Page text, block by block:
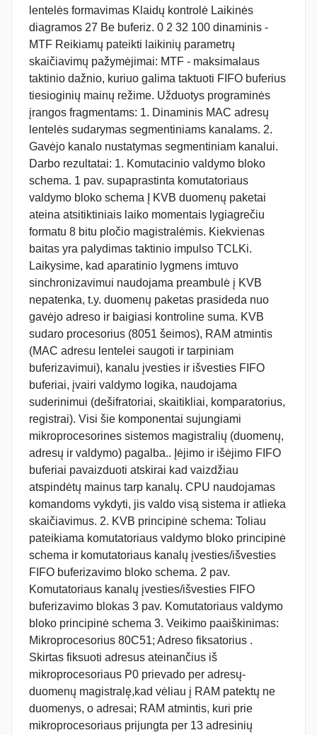
lentelės formavimas Klaidų kontrolė Laikinės
diagramos 27 Be buferiz. 0 2 32 100 dinaminis -
MTF Reikiamų pateikti laikinių parametrų
skaičiavimų pažymėjimai: MTF - maksimalaus
taktinio dažnio, kuriuo galima taktuoti FIFO buferius
tiesioginių mainų režime. Užduotys programinės
įrangos fragmentams: 1. Dinaminis MAC adresų
lentelės sudarymas segmentiniams kanalams. 2.
Gavėjo kanalo nustatymas segmentiniam kanalui.
Darbo rezultatai: 1. Komutacinio valdymo bloko
schema. 1 pav. supaprastinta komutatoriaus
valdymo bloko schema Į KVB duomenų paketai
ateina atsitiktiniais laiko momentais lygiagrečiu
formatu 8 bitu pločio magistralėmis. Kiekvienas
baitas yra palydimas taktinio impulso TCLKi.
Laikysime, kad aparatinio lygmens imtuvo
sinchronizavimui naudojama preambulė į KVB
nepatenka, t.y. duomenų paketas prasideda nuo
gavėjo adreso ir baigiasi kontroline suma. KVB
sudaro procesorius (8051 šeimos), RAM atmintis
(MAC adresu lentelei saugoti ir tarpiniam
buferizavimui), kanalu įvesties ir išvesties FIFO
buferiai, įvairi valdymo logika, naudojama
suderinimui (dešifratoriai, skaitikliai, komparatorius,
registrai). Visi šie komponentai sujungiami
mikroprocesorines sistemos magistralių (duomenų,
adresų ir valdymo) pagalba.. Įėjimo ir išėjimo FIFO
buferiai pavaizduoti atskirai kad vaizdžiau
atspindėtų mainus tarp kanalų. CPU naudojamas
komandoms vykdyti, jis valdo visą sistema ir atlieka
skaičiavimus. 2. KVB principinė schema: Toliau
pateikiama komutatoriaus valdymo bloko principinė
schema ir komutatoriaus kanalų įvesties/išvesties
FIFO buferizavimo bloko schema. 2 pav.
Komutatoriaus kanalų įvesties/išvesties FIFO
buferizavimo blokas 3 pav. Komutatoriaus valdymo
bloko principinė schema 3. Veikimo paaiškinimas:
Mikroprocesorius 80C51; Adreso fiksatorius .
Skirtas fiksuoti adresus ateinančius iš
mikroprocesoriaus P0 prievado per adresų-
duomenų magistralę,kad vėliau į RAM patektų ne
duomenys, o adresai; RAM atmintis, kuri prie
mikroprocesoriaus prijungta per 13 adresinių